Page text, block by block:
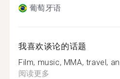
葡萄牙语
我喜欢谈论的话题
Film, music, MMA, travel,
阅读更多